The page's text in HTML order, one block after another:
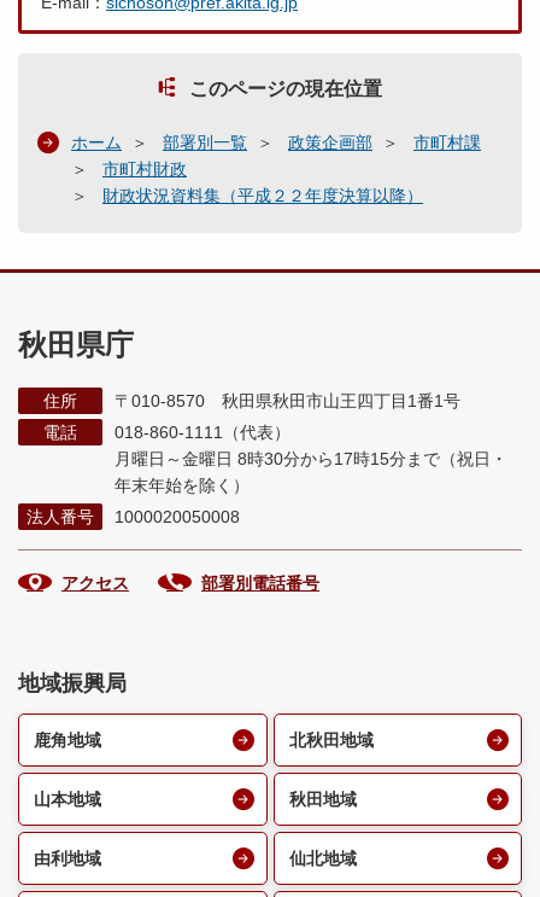
このページの現在位置
ホーム 部署別一覧 政策企画部
市町村課
市町村財政
財政状況資料集（平成２２年度決算以降）
秋田県庁
住所
〒010-8570 秋田県秋田市山王四丁目1番1号
電話
018-860-1111（代表）
月曜日～金曜日 8時30分から17時15分まで （祝日・
年末年始を除く）
法人番号
1000020050008
アクセス 部署別電話番号
地域振興局
鹿角地域 北秋田地域
山本地域 秋田地域
由利地域 仙北地域